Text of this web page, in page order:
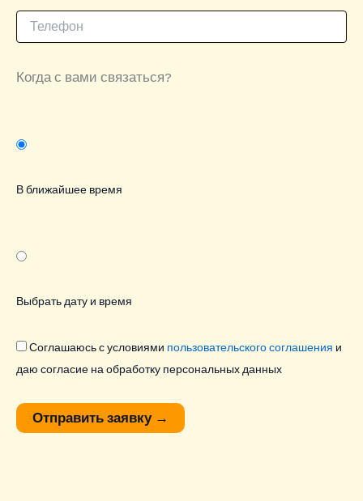
Когда с вами связаться?
В ближайшее время
Выбрать дату и время
Соглашаюсь с условиями пользовательского соглашения и
даю согласие на обработку персональных данных
Отправить заявку →